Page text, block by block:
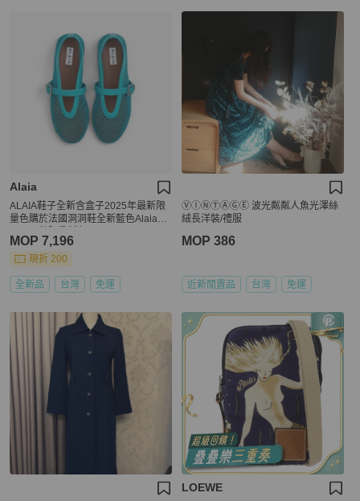
Alaia
ALAIA鞋子全新含盒子2025年最新限
量色購於法國洞洞鞋全新藍色Alaia鞋
MOP 7,196
現折 200
全新品 台灣 免運
ⓋⒾⓃⓉⒶⒼⒺ 波光粼粼人魚光澤絲
絨長洋裝/禮服
MOP 386
近新閒置品 台灣 免運
LOEWE